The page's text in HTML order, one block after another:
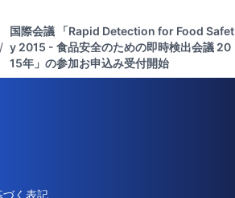
/
国際会議 「Rapid Detection for Food Safet
y 2015 - 食品安全のための即時検出会議 20
15年」の参加お申込み受付開始
づく表記